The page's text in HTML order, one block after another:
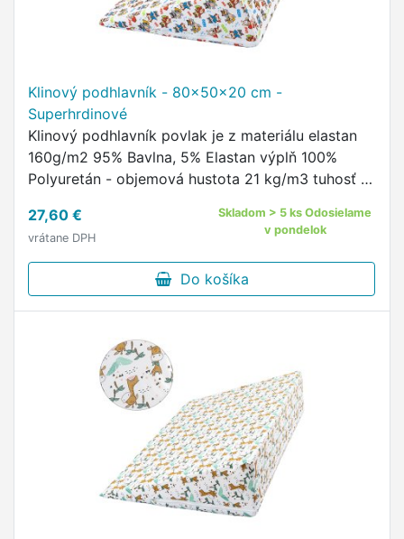
Klinový podhlavník - 80x50x20 cm -
Superhrdinové
Klinový podhlavník povlak je z materiálu elastan
160g/m2 95% Bavlna, 5% Elastan výplň 100%
Polyuretán - objemová hustota 21 kg/m3 tuhosť -
povlaku prania …
27,60 €
vrátane DPH
Skladom > 5 ks Odosielame
v pondelok
Do košíka